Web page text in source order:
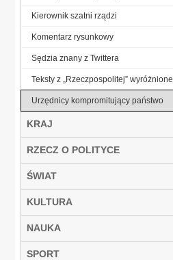
Kierownik szatni rządzi
Komentarz rysunkowy
Sędzia znany z Twittera
Teksty z „Rzeczpospolitej” wyróżnione
Urzędnicy kompromitujący państwo
KRAJ
RZECZ O POLITYCE
ŚWIAT
KULTURA
NAUKA
SPORT